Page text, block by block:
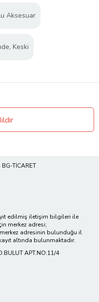
Aksesuar
Keski
TİCARET
edilmiş iletişim bilgileri ile
merkez adresi;
adresinin bulunduğu il
altında bulunmaktadır.
APT.NO:11/4